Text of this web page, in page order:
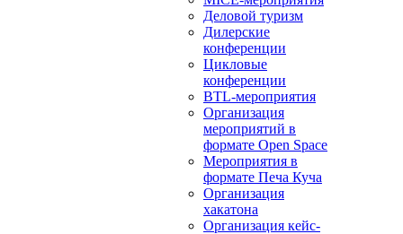
Деловой туризм
Дилерские
конференции
Цикловые
конференции
BTL-мероприятия
Организация
мероприятий в
формате Open Space
Мероприятия в
формате Печа Куча
Организация
хакатона
Организация кейс-